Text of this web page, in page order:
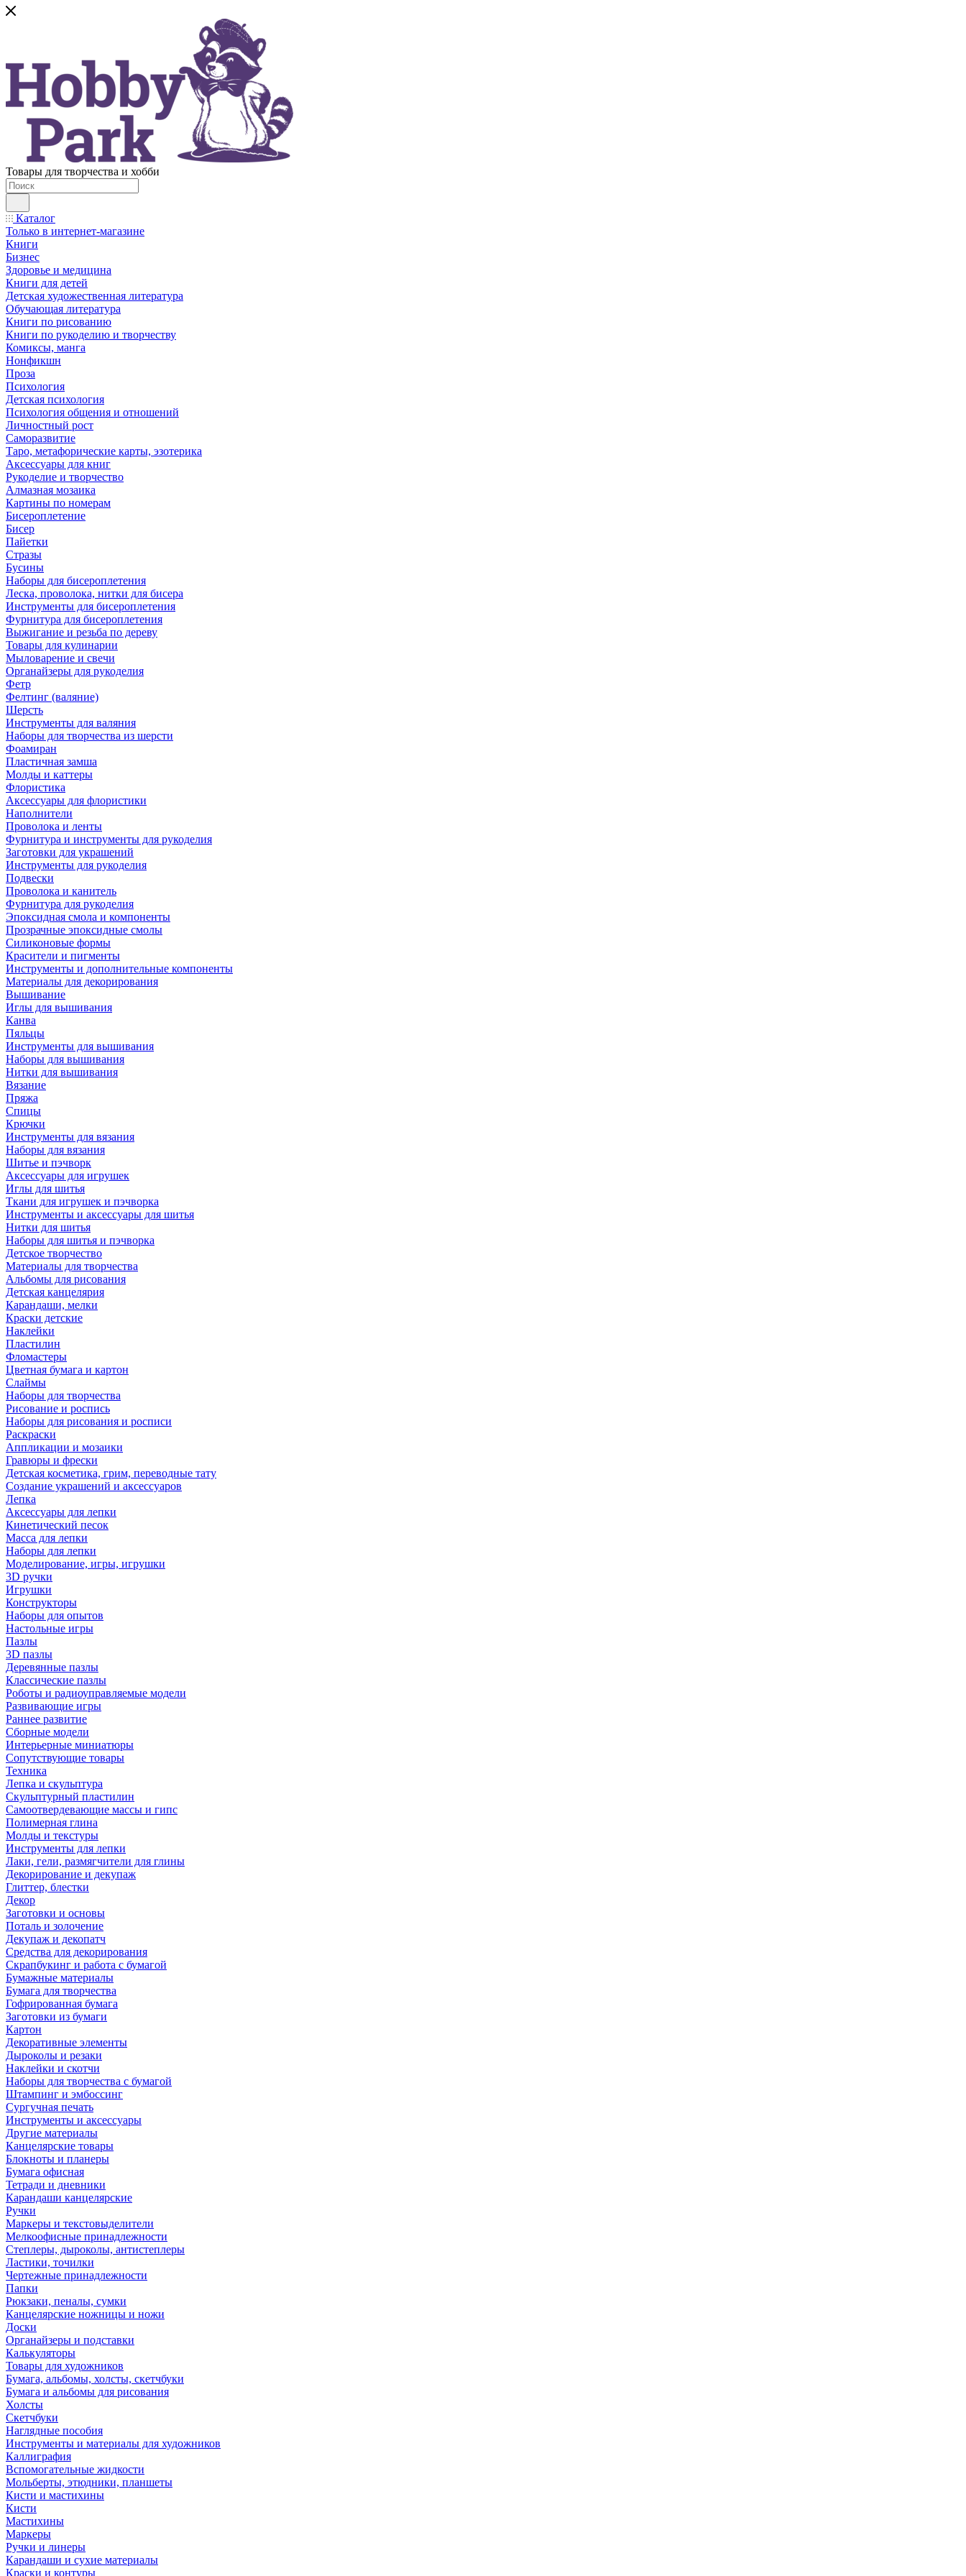
Товары для творчества и хобби
Каталог
Только в интернет-магазине
Книги
Бизнес
Здоровье и медицина
Книги для детей
Детская художественная литература
Обучающая литература
Книги по рисованию
Книги по рукоделию и творчеству
Комиксы, манга
Нонфикшн
Проза
Психология
Детская психология
Психология общения и отношений
Личностный рост
Саморазвитие
Таро, метафорические карты, эзотерика
Аксессуары для книг
Рукоделие и творчество
Алмазная мозаика
Картины по номерам
Бисероплетение
Бисер
Пайетки
Стразы
Бусины
Наборы для бисероплетения
Леска, проволока, нитки для бисера
Инструменты для бисероплетения
Фурнитура для бисероплетения
Выжигание и резьба по дереву
Товары для кулинарии
Мыловарение и свечи
Органайзеры для рукоделия
Фетр
Фелтинг (валяние)
Шерсть
Инструменты для валяния
Наборы для творчества из шерсти
Фоамиран
Пластичная замша
Молды и каттеры
Флористика
Аксессуары для флористики
Наполнители
Проволока и ленты
Фурнитура и инструменты для рукоделия
Заготовки для украшений
Инструменты для рукоделия
Подвески
Проволока и канитель
Фурнитура для рукоделия
Эпоксидная смола и компоненты
Прозрачные эпоксидные смолы
Силиконовые формы
Красители и пигменты
Инструменты и дополнительные компоненты
Материалы для декорирования
Вышивание
Иглы для вышивания
Канва
Пяльцы
Инструменты для вышивания
Наборы для вышивания
Нитки для вышивания
Вязание
Пряжа
Спицы
Крючки
Инструменты для вязания
Наборы для вязания
Шитье и пэчворк
Аксессуары для игрушек
Иглы для шитья
Ткани для игрушек и пэчворка
Инструменты и аксессуары для шитья
Нитки для шитья
Наборы для шитья и пэчворка
Детское творчество
Материалы для творчества
Альбомы для рисования
Детская канцелярия
Карандаши, мелки
Краски детские
Наклейки
Пластилин
Фломастеры
Цветная бумага и картон
Слаймы
Наборы для творчества
Рисование и роспись
Наборы для рисования и росписи
Раскраски
Аппликации и мозаики
Гравюры и фрески
Детская косметика, грим, переводные тату
Создание украшений и аксессуаров
Лепка
Аксессуары для лепки
Кинетический песок
Масса для лепки
Наборы для лепки
Моделирование, игры, игрушки
3D ручки
Игрушки
Конструкторы
Наборы для опытов
Настольные игры
Пазлы
3D пазлы
Деревянные пазлы
Классические пазлы
Роботы и радиоуправляемые модели
Развивающие игры
Раннее развитие
Сборные модели
Интерьерные миниатюры
Сопутствующие товары
Техника
Лепка и скульптура
Скульптурный пластилин
Самоотвердевающие массы и гипс
Полимерная глина
Молды и текстуры
Инструменты для лепки
Лаки, гели, размягчители для глины
Декорирование и декупаж
Глиттер, блестки
Декор
Заготовки и основы
Поталь и золочение
Декупаж и декопатч
Средства для декорирования
Скрапбукинг и работа с бумагой
Бумажные материалы
Бумага для творчества
Гофрированная бумага
Заготовки из бумаги
Картон
Декоративные элементы
Дыроколы и резаки
Наклейки и скотчи
Наборы для творчества с бумагой
Штампинг и эмбоссинг
Сургучная печать
Инструменты и аксессуары
Другие материалы
Канцелярские товары
Блокноты и планеры
Бумага офисная
Тетради и дневники
Карандаши канцелярские
Ручки
Маркеры и текстовыделители
Мелкоофисные принадлежности
Степлеры, дыроколы, антистеплеры
Ластики, точилки
Чертежные принадлежности
Папки
Рюкзаки, пеналы, сумки
Канцелярские ножницы и ножи
Доски
Органайзеры и подставки
Калькуляторы
Товары для художников
Бумага, альбомы, холсты, скетчбуки
Бумага и альбомы для рисования
Холсты
Скетчбуки
Наглядные пособия
Инструменты и материалы для художников
Каллиграфия
Вспомогательные жидкости
Мольберты, этюдники, планшеты
Кисти и мастихины
Кисти
Мастихины
Маркеры
Ручки и линеры
Карандаши и сухие материалы
Краски и контуры